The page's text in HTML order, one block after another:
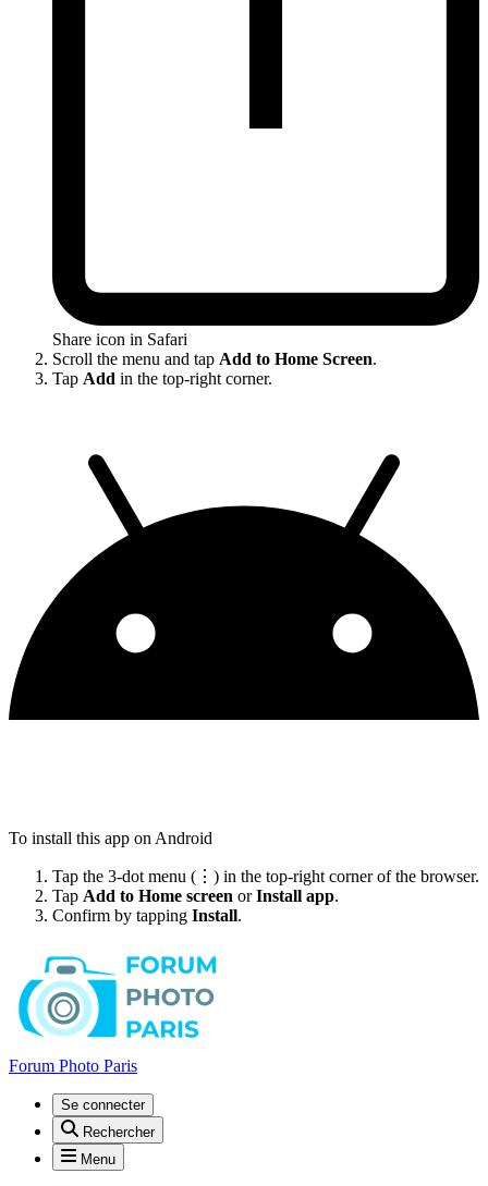
Share icon in Safari
Scroll the menu and tap Add to Home Screen.
Tap Add in the top-right corner.
To install this app on Android
Tap the 3-dot menu (⋮) in the top-right corner of the browser.
Tap Add to Home screen orInstall app.
Confirm by tapping Install.
Forum Photo Paris
Se connecter
Rechercher
Menu